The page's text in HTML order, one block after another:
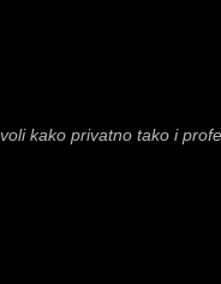
kako privatno tako i